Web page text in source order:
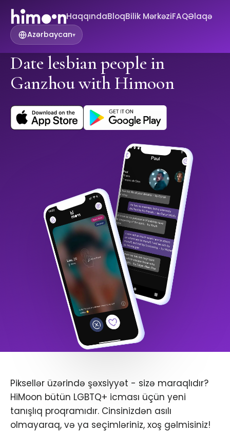
HaqqındaBloqBilik MərkəziFAQƏlaqə
Azərbaycan▾
Date lesbian people in
Ganzhou with Himoon
Piksellər üzərində şəxsiyyət - sizə maraqlıdır?
HiMoon bütün LGBTQ+ icması üçün yeni
tanışlıq proqramıdır. Cinsinizdən asılı
olmayaraq, və ya seçimləriniz, xoş gəlmisiniz!